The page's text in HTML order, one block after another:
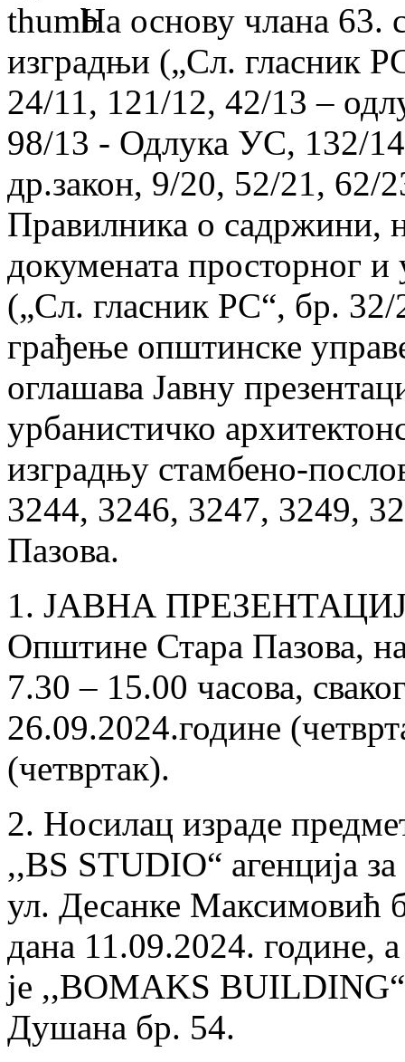
На основу члана 63.
изградњи („Сл. гласник
24/11, 121/12, 42/13 –
98/13 - Одлука УС, 132/
др.закон, 9/20, 52/21, 62/
Правилника о садржини,
докумената просторног
(„Сл. гласник РС“, бр.
грађење општинске
оглашава Јавну
урбанистичко
изградњу стамбено-
3244, 3246, 3247, 3249,
Пазова.
1. ЈАВНА ПРЕЗЕНТАЦИЈА
Oпштине Стара Пазова,
7.30 – 15.00 часова,
26.09.2024.године
(четвртак).
2. Носилац израде
,,BS STUDIO“ агенција
ул. Десанке Максимовић
дана 11.09.2024. године,
је ,,BOMAKS
Душана бр. 54.